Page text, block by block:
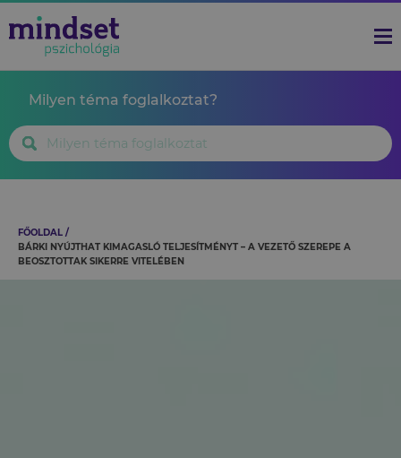
Milyen téma foglalkoztat?
FŐOLDAL
BÁRKI NYÚJTHAT KIMAGASLÓ TELJESÍTMÉNYT – A VEZETŐ SZEREPE A
BEOSZTOTTAK SIKERRE VITELÉBEN